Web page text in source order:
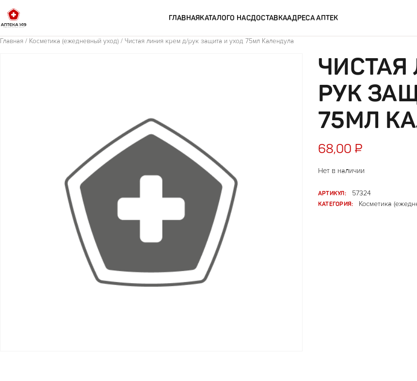
ГЛАВНАЯКАТАЛОГО НАСДОСТАВКААДРЕСА АПТЕК
Главная / Косметика (ежедневный уход) / Чистая линия крем д/рук защита и уход 75мл Календула
РУК
75МЛ
68,00 ₽
Нет в наличии
АРТИКУЛ:
57324
КАТЕГОРИЯ:
Косметика